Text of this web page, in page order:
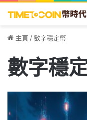
主頁 /數字穩定幣
數字穩